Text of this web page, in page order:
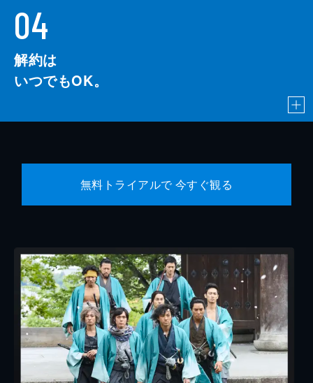
04
解約は
いつでもOK。
無料トライアルで 今すぐ観る